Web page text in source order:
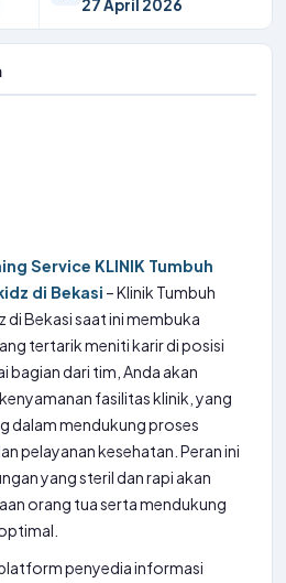
27 April 2026
Service KLINIK Tumbuh
di Bekasi – Klinik Tumbuh
di Bekasi saat ini membuka
tertarik meniti karir di posisi
bagian dari tim, Anda akan
fasilitas klinik, yang
dalam mendukung proses
pelayanan kesehatan. Peran ini
yang steril dan rapi akan
orang tua serta mendukung
penyedia informasi